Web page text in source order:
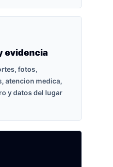
evidencia
fotos,
atencion medica,
y datos del lugar